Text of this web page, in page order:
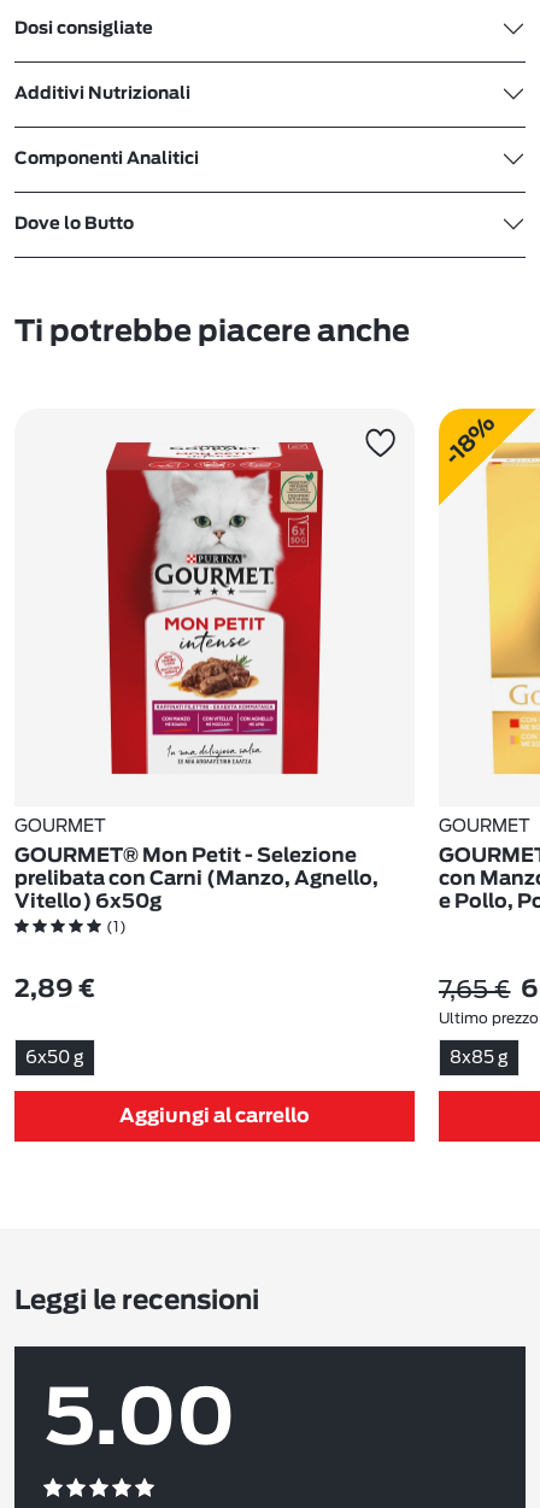
Dosi consigliate
Additivi Nutrizionali
Componenti Analitici
Dove lo Butto
Ti potrebbe piacere anche
GOURMET
GOURMET® Mon Petit - Selezione
prelibata con Carni (Manzo, Agnello,
Vitello) 6x50g
(1)
2,89 €
6x50 g
Aggiungi al carrello
-18%
GOURMET
con
e Pollo,
7,65 €
Ultimo
8x85 g
Leggi le recensioni
5.00